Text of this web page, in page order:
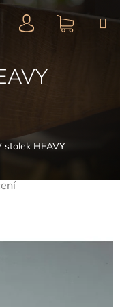
stolek HEAVY